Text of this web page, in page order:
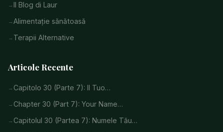
Il Blog di Laur
Alimentație sănătoasă
Terapii Alternative
Articole Recente
Capitolo 30 (Parte 7): Il Tuo…
Chapter 30 (Part 7): Your Name…
Capitolul 30 (Partea 7): Numele Tău…